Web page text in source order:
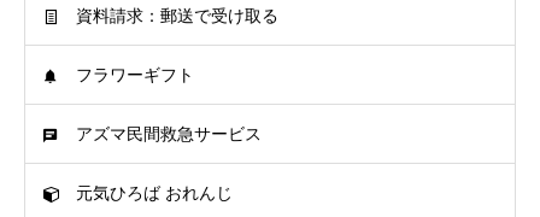
資料請求：郵送で受け取る
フラワーギフト
アズマ民間救急サービス
元気ひろば おれんじ